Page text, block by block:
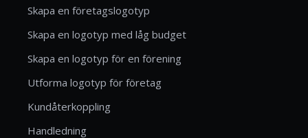
Skapa en företagslogotyp
Skapa en logotyp med låg budget
Skapa en logotyp för en förening
Utforma logotyp för företag
Kundåterkoppling
Handledning